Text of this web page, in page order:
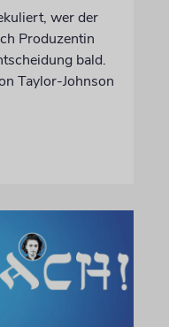
wer der
Produzentin
bald.
Taylor-Johnson